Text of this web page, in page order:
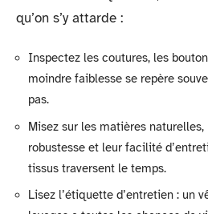
qu’on s’y attarde :
Inspectez les coutures, les
moindre faiblesse se repère
pas.
Misez sur les matières
robustesse et leur facilité
tissus traversent le temps.
Lisez l’étiquette d’entretien : un